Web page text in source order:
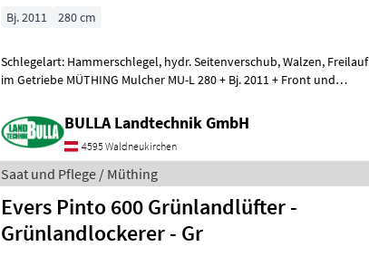
Bj. 2011 280 cm
Schlegelart: Hammerschlegel, hydr. Seitenverschub, Walzen, Freilauf
im Getriebe MÜTHING Mulcher MU-L 280 + Bj. 2011 + Front und
BULLA Landtechnik GmbH
4595 Waldneukirchen
Saat und Pflege / Müthing
Evers Pinto 600 Grünlandlüfter -
Grünlandlockerer - Gr